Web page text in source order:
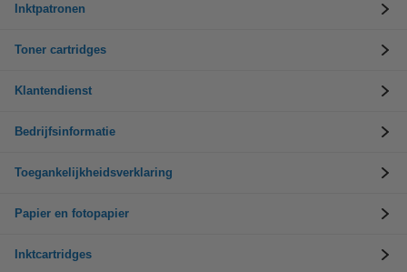
Inktpatronen
Toner cartridges
Klantendienst
Bedrijfsinformatie
Toegankelijkheidsverklaring
Papier en fotopapier
Inktcartridges